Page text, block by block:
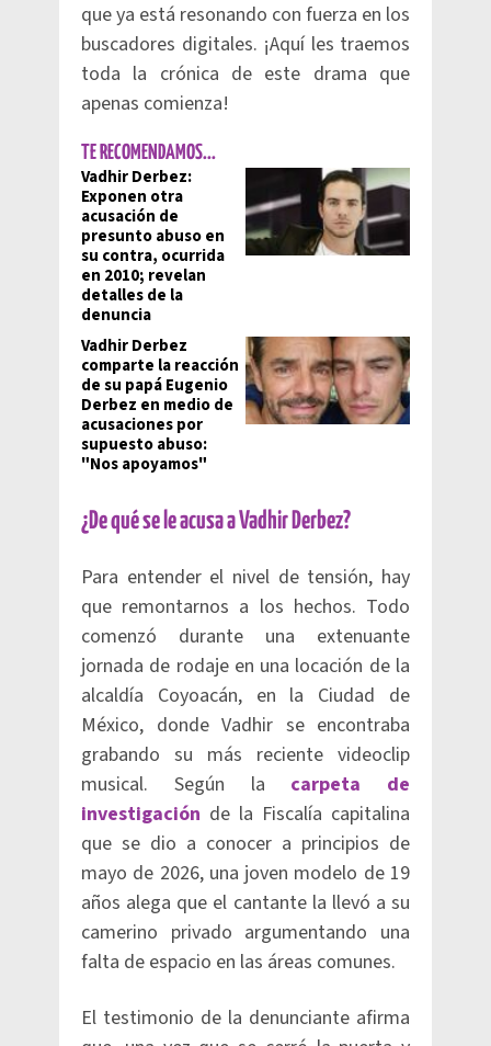
que ya está resonando con fuerza en los
buscadores digitales. ¡Aquí les traemos
toda la crónica de este drama que
apenas comienza!
TE RECOMENDAMOS...
Vadhir Derbez:
Exponen otra
acusación de
presunto abuso en
su contra, ocurrida
en 2010; revelan
detalles de la
denuncia
Vadhir Derbez
comparte la reacción
de su papá Eugenio
Derbez en medio de
acusaciones por
supuesto abuso:
"Nos apoyamos"
¿De qué se le acusa a Vadhir Derbez?
Para entender el nivel de tensión, hay
que remontarnos a los hechos. Todo
comenzó durante una extenuante
jornada de rodaje en una locación de la
alcaldía Coyoacán, en la Ciudad de
México, donde Vadhir se encontraba
grabando su más reciente videoclip
musical. Según la carpeta de
investigación de la Fiscalía capitalina
que se dio a conocer a principios de
mayo de 2026, una joven modelo de 19
años alega que el cantante la llevó a su
camerino privado argumentando una
falta de espacio en las áreas comunes.
El testimonio de la denunciante afirma